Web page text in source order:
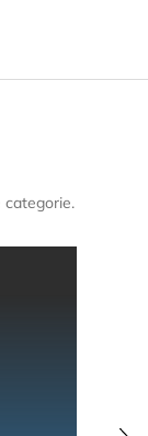
categorie.